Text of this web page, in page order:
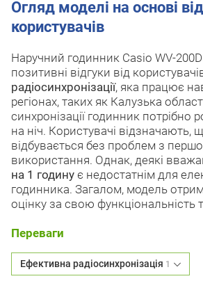
Огляд моделі на основі
користувачів
Наручний годинник Casio WV-
позитивні відгуки від
радіосинхронізації, яка працює
регіонах, таких як Калузька
синхронізації годинник потрібно
на ніч. Користувачі відзначають,
відбувається без проблем з
використання. Однак, деякі
на 1 годину є недостатнім для
годинника. Загалом, модель
оцінку за свою функціональність
Переваги
Ефективна радіосинхронізація 1